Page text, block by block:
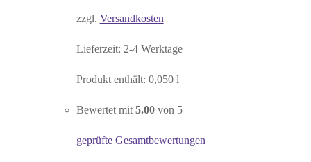
zzgl. Versandkosten
Lieferzeit: 2-4 Werktage
Produkt enthält: 0,050 l
Bewertet mit 5.00von 5
geprüfte Gesamtbewertungen